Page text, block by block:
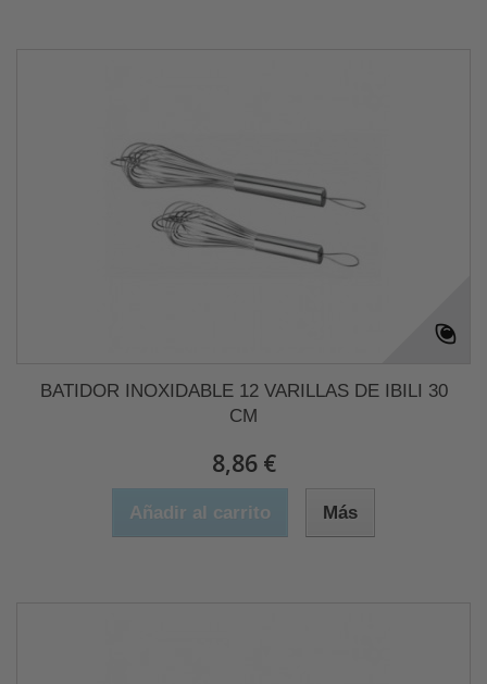
BATIDOR INOXIDABLE 12 VARILLAS DE IBILI 30
CM
8,86 €
Añadir al carrito Más